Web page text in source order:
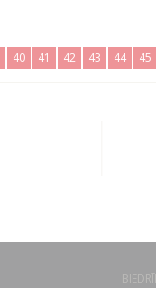
40 41 42 43 44 45